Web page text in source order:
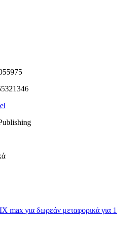
max για δωρεάν μεταφορικά για 1